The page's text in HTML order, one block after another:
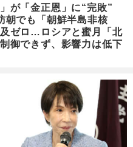
」が「金正恩」に“完敗”
朝でも「朝鮮半島非核
ゼロ…ロシアと蜜月「北
御できず、影響力は低下